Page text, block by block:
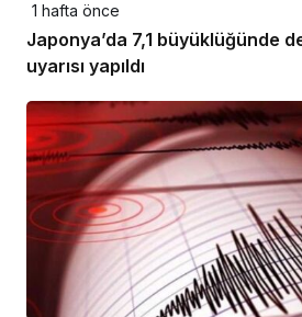
1 hafta önce
Japonya’da 7,1 büyüklüğünde
uyarısı yapıldı